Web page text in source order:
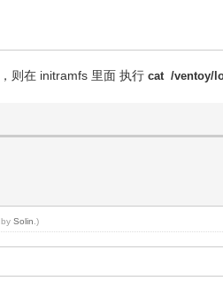
则在 initramfs 里面 执行cat /
bySolin .)